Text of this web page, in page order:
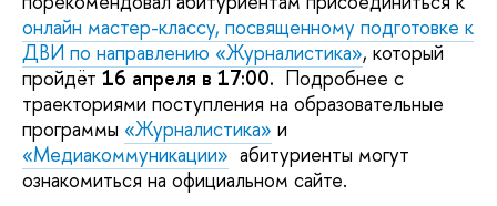
онлайн мастер-классу, посвященному подготовке к
ДВИ по направлению «Журналистика», который
пройдёт 16 апреля в 17:00. Подробнее с
траекториями поступления на образовательные
программы «Журналистика» и
«Медиакоммуникации» абитуриенты могут
ознакомиться на официальном сайте.